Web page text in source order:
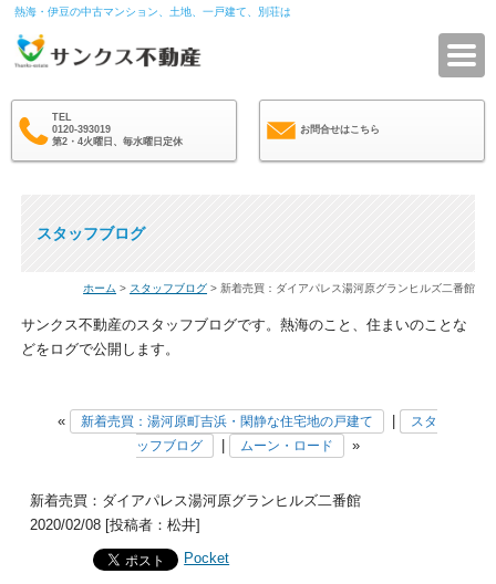
熱海・伊豆の中古マンション、土地、一戸建て、別荘は
TEL
0120-393019
第2・4火曜日、毎水曜日定休
お問合せはこちら
スタッフブログ
ホーム > スタッフブログ > 新着売買：ダイアパレス湯河原グランヒルズ二番館
サンクス不動産のスタッフブログです。熱海のこと、住まいのことな
どをログで公開します。
« 新着売買：湯河原町吉浜・閑静な住宅地の戸建て
スタ
ッフブログ
ムーン・ロード »
新着売買：ダイアパレス湯河原グランヒルズ二番館
2020/02/08 [投稿者：松井]
Pocket